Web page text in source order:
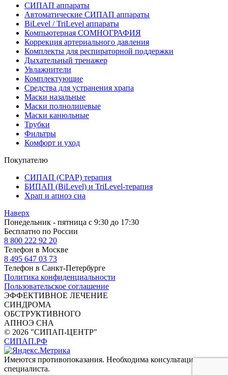
СИПАП аппараты
Автоматические СИПАП аппараты
BiLevel / TriLevel аппараты
Компьютерная СОМНОГРАФИЯ
Коррекция артериального давления
Комплекты для респираторной поддержки
Дыхательный тренажер
Увлажнители
Комплектующие
Средства для устранения храпа
Маски назальные
Маски полнолицевые
Маски канюльные
Трубки
Фильтры
Комфорт и уход
Покупателю
СИПАП (CPAP) терапия
БИПАП (BiLevel) и TriLevel-терапия
Храп и апноэ сна
Наверх
Понедельник - пятница с 9:30 до 17:30
Бесплатно по России
8 800 222 92 20
Телефон в Москве
8 495 647 03 73
Телефон в Санкт-Петербурге
Политика конфиденциальности
Пользовательское соглашение
ЭФФЕКТИВНОЕ ЛЕЧЕНИЕ
СИНДРОМА
ОБСТРУКТИВНОГО
АПНОЭ СНА
© 2026 "СИПАП-ЦЕНТР"
СИПАП.РФ
Имеются противопоказания. Необходима консультация
специалиста.